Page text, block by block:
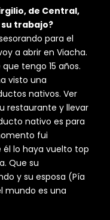
de Central,
su trabajo?
para el
a abrir en Viacha.
tengo 15 años.
visto una
nativos. Ver
restaurante y llevar
nativo es para
fui
lo haya vuelto top
Que su
y su esposa (Pía
mundo es una